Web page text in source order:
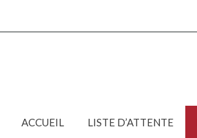
ACCUEIL LISTE D’ATTENTE